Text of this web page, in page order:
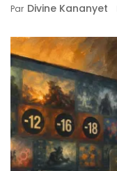
Par Divine Kananyet